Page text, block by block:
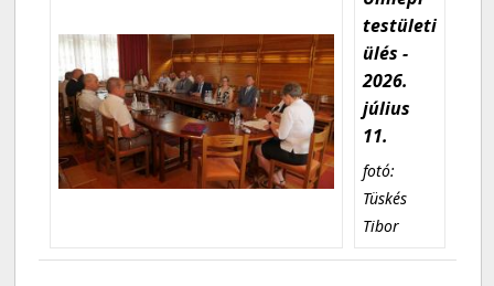
testületi
ülés -
2026.
július
11.
fotó:
Tüskés
Tibor